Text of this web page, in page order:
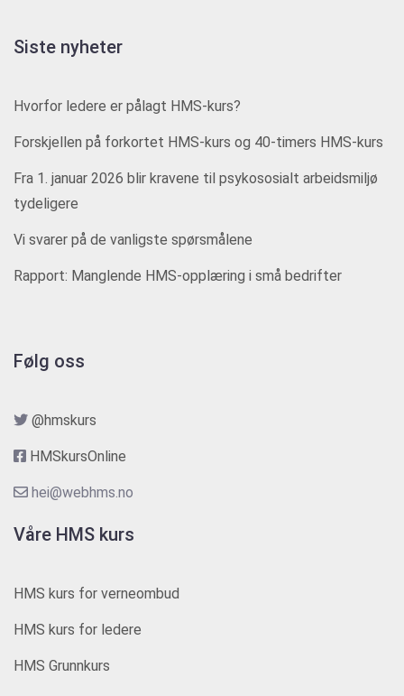
Siste nyheter
Hvorfor ledere er pålagt HMS-kurs?
Forskjellen på forkortet HMS-kurs og 40-timers HMS-kurs
Fra 1. januar 2026 blir kravene til psykososialt arbeidsmiljø
tydeligere
Vi svarer på de vanligste spørsmålene
Rapport: Manglende HMS-opplæring i små bedrifter
Følg oss
@hmskurs
HMSkursOnline
hei@webhms.no
Våre HMS kurs
HMS kurs for verneombud
HMS kurs for ledere
HMS Grunnkurs